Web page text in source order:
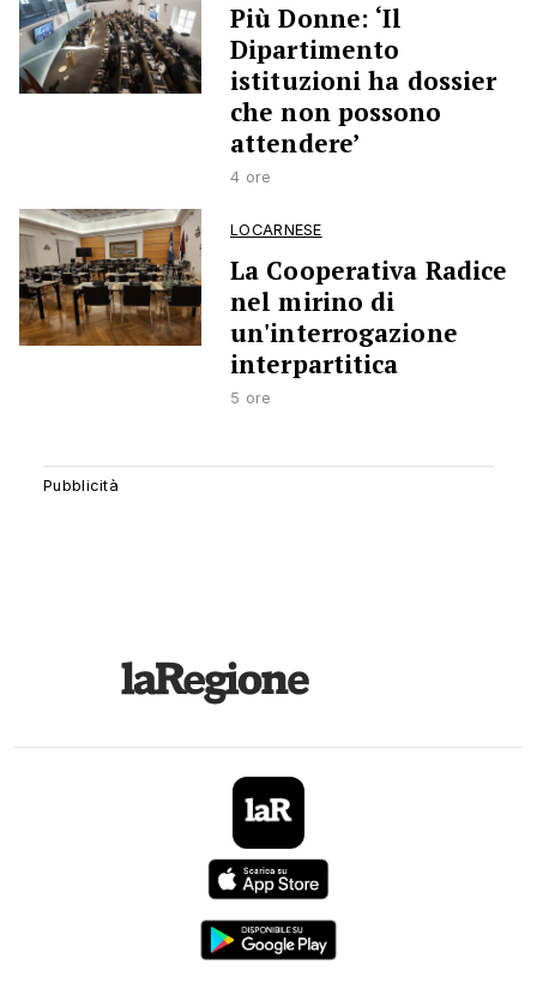
Più Donne: ‘Il
Dipartimento
istituzioni ha dossier
che non possono
attendere’
4 ore
LOCARNESE
La Cooperativa Radice
nel mirino di
un'interrogazione
interpartitica
5 ore